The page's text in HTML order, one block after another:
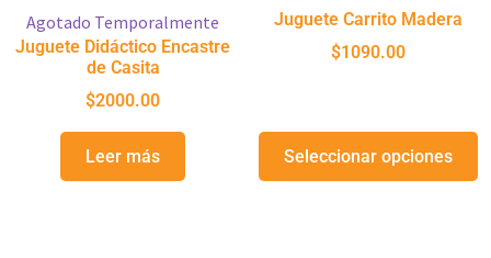
Agotado Temporalmente
Juguete Didáctico Encastre
de Casita
$2000.00
Leer más
Juguete Carrito Madera
$1090.00
Seleccionar opciones